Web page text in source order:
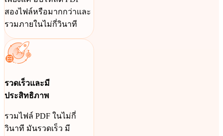
สองไฟล์หรือมากกว่าและ
รวมภายในไม่กี่วินาที
รวดเร็วและมี
ประสิทธิภาพ
รวมไฟล์ PDF ในไม่กี่
วินาที มันรวดเร็ว มี